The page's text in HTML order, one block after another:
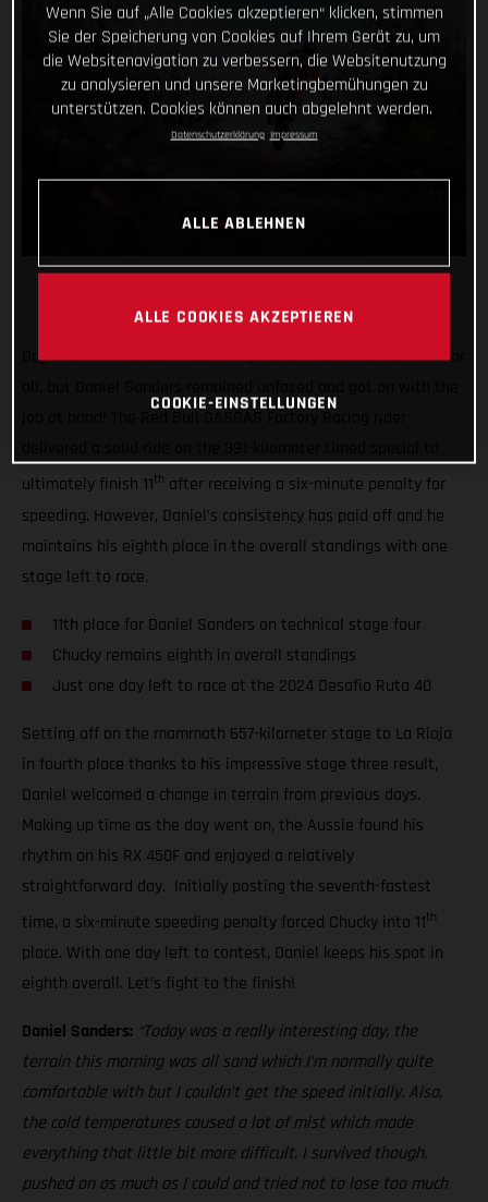
Day four of the Desafio Ruta 40 proved to be a serious test for
ultimately finish 11th after receiving a six-minute penalty for
speeding. However, Daniel’s consistency has paid off and he
maintains his eighth place in the overall standings with one
stage left to race.
11th place for Daniel Sanders on technical stage four
Chucky remains eighth in overall standings
Just one day left to race at the 2024 Desafio Ruta 40
Setting off on the mammoth 657-kilometer stage to La Rioja
in fourth place thanks to his impressive stage three result,
Daniel welcomed a change in terrain from previous days.
Making up time as the day went on, the Aussie found his
rhythm on his RX 450F and enjoyed a relatively
straightforward day. Initially posting the seventh-fastest
time, a six-minute speeding penalty forced Chucky into 11th
place. With one day left to contest, Daniel keeps his spot in
eighth overall. Let’s fight to the finish!
Daniel Sanders: “Today was a really interesting day, the
terrain this morning was all sand which I’m normally quite
comfortable with but I couldn’t get the speed initially. Also,
the cold temperatures caused a lot of mist which made
everything that little bit more difficult. I survived though,
pushed on as much as I could and tried not to lose too much
Wenn Sie auf „Alle Cookies akzeptieren“ klicken, stimmen
Sie der Speicherung von Cookies auf Ihrem Gerät zu, um
die Websitenavigation zu verbessern, die Websitenutzung
zu analysieren und unsere Marketingbemühungen zu
unterstützen. Cookies können auch abgelehnt werden.
Datenschutzerklärung Impressum
ALLE ABLEHNEN
ALLE COOKIES AKZEPTIEREN
COOKIE-EINSTELLUNGEN